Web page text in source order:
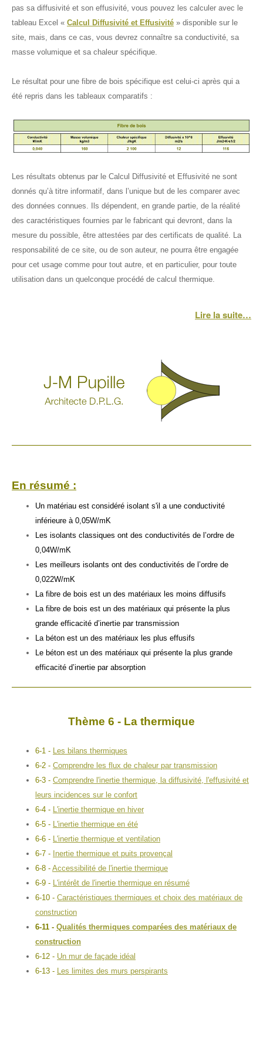
pas sa diffusivité et son effusivité, vous pouvez les calculer avec le
tableau Excel « Calcul Diffusivité et Effusivité » disponible sur le
site, mais, dans ce cas, vous devrez connaître sa conductivité, sa
masse volumique et sa chaleur spécifique.
Le résultat pour une fibre de bois spécifique est celui-ci après qui a
été repris dans les tableaux comparatifs :
Les résultats obtenus par le Calcul Diffusivité et Effusivité ne sont
donnés qu’à titre informatif, dans l’unique but de les comparer avec
des données connues. Ils dépendent, en grande partie, de la réalité
des caractéristiques fournies par le fabricant qui devront, dans la
mesure du possible, être attestées par des certificats de qualité. La
responsabilité de ce site, ou de son auteur, ne pourra être engagée
pour cet usage comme pour tout autre, et en particulier, pour toute
utilisation dans un quelconque procédé de calcul thermique.
Lire la suite…
En résumé :
Un matériau est considéré isolant s'il a une conductivité
inférieure à 0,05W/mK
Les isolants classiques ont des conductivités de l’ordre de
0,04W/mK
Les meilleurs isolants ont des conductivités de l’ordre de
0,022W/mK
La fibre de bois est un des matériaux les moins diffusifs
La fibre de bois est un des matériaux qui présente la plus
grande efficacité d’inertie par transmission
La béton est un des matériaux les plus effusifs
Le béton est un des matériaux qui présente la plus grande
efficacité d’inertie par absorption
Thème 6 - La thermique
6-1 - Les bilans thermiques
6-2 - Comprendre les flux de chaleur par transmission
6-3 - Comprendre l'inertie thermique, la diffusivité, l'effusivité et
leurs incidences sur le confort
6-4 - L'inertie thermique en hiver
6-5 - L'inertie thermique en été
6-6 - L'inertie thermique et ventilation
6-7 - Inertie thermique et puits provençal
6-8 - Accessibilité de l'inertie thermique
6-9 - L'intérêt de l'inertie thermique en résumé
6-10 - Caractéristiques thermiques et choix des matériaux de
construction
6-11 - Qualités thermiques comparées des matériaux de
construction
6-12 - Un mur de façade idéal
6-13 - Les limites des murs perspirants